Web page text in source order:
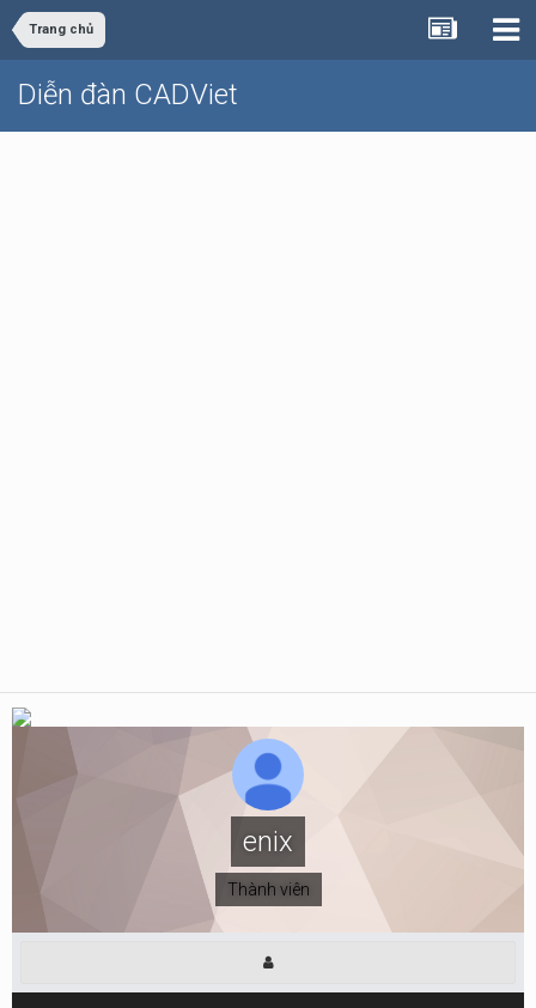
Trang chủ
Diễn đàn CADViet
enix
Thành viên